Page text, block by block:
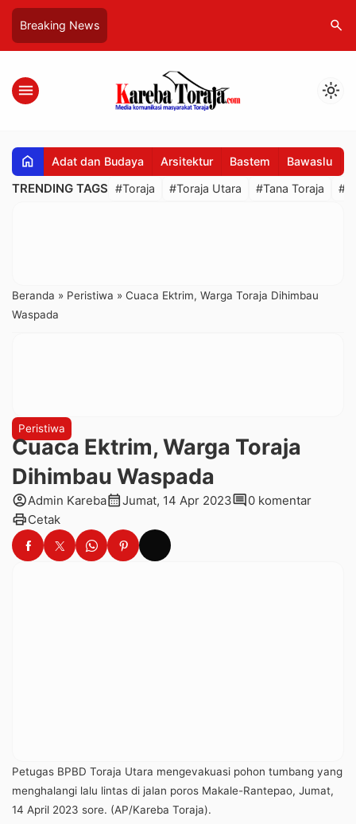
Breaking News search
menu light_mode
home Adat dan Budaya Arsitektur Bastem Bawaslu
TRENDING TAGS #Toraja #Toraja Utara #Tana Toraja
Beranda » Peristiwa » Cuaca Ektrim, Warga Toraja Dihimbau
Waspada
Peristiwa
Cuaca Ektrim, Warga Toraja
Dihimbau Waspada
account_circleAdmin Karebacalendar_monthJumat, 14 Apr 2023comment0 komentar
printCetak
Petugas BPBD Toraja Utara mengevakuasi pohon tumbang yang
menghalangi lalu lintas di jalan poros Makale-Rantepao, Jumat,
14 April 2023 sore. (AP/Kareba Toraja).